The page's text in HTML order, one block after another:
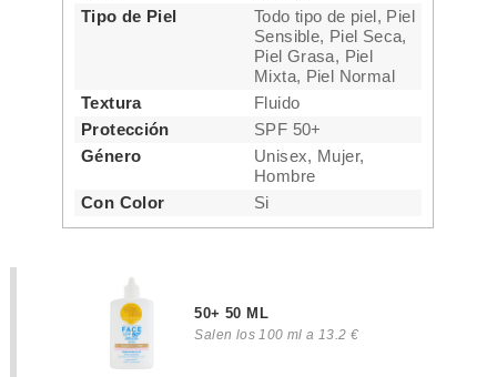
Tipo de Piel
Todo tipo de piel, Piel
Sensible, Piel Seca,
Piel Grasa, Piel
Mixta, Piel Normal
Textura
Fluido
Protección
SPF 50+
Género
Unisex, Mujer,
Hombre
Con Color
Si
50+ 50 ML
Salen los 100 ml a 13.2 €